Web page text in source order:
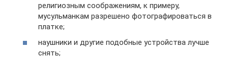
религиозным соображениям, к примеру,
мусульманкам разрешено фотографироваться в
платке;
наушники и другие подобные устройства лучше
снять;